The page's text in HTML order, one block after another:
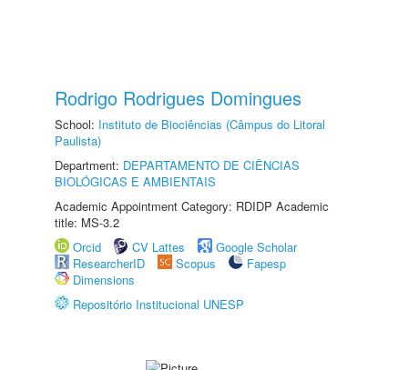
Rodrigo Rodrigues Domingues
School: Instituto de Biociências (Câmpus do Litoral
Paulista)
Department: DEPARTAMENTO DE CIÊNCIAS
BIOLÓGICAS E AMBIENTAIS
Academic Appointment Category: RDIDP Academic
title: MS-3.2
Orcid
CV Lattes
Google Scholar
ResearcherID
Scopus
Fapesp
Dimensions
Repositório Institucional UNESP